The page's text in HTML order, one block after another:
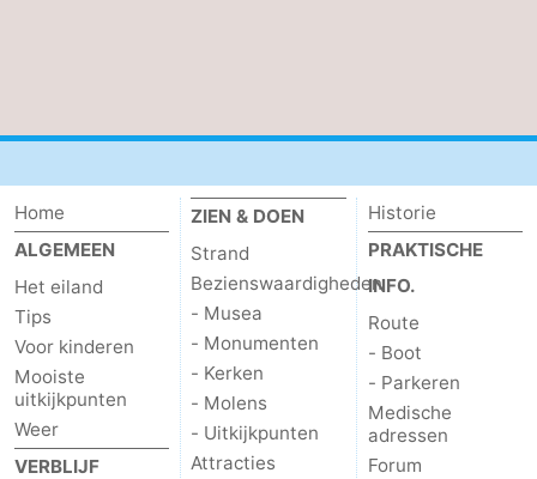
Home
ALGEMEEN
Het eiland
Tips
Voor kinderen
Mooiste
uitkijkpunten
Weer
VERBLIJF
ZIEN & DOEN
Strand
Bezienswaardigheden
- Musea
- Monumenten
- Kerken
- Molens
- Uitkijkpunten
Attracties
Historie
PRAKTISCHE
INFO.
Route
- Boot
- Parkeren
Medische
adressen
Forum